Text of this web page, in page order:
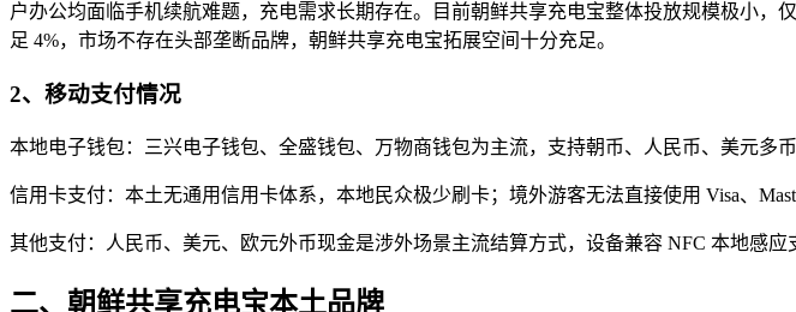
户办公均面临手机续航难题，充电需求长期存在。目前朝鲜共享充电宝整体投放规模极小
足 4%，市场不存在头部垄断品牌，朝鲜共享充电宝拓展空间十分充足。
2、移动支付情况
本地电子钱包：三兴电子钱包、全盛钱包、万物商钱包为主流，支持朝币、人民币、美元多
信用卡支付：本土无通用信用卡体系，本地民众极少刷卡；境外游客无法直接使用 Visa、
其他支付：人民币、美元、欧元外币现金是涉外场景主流结算方式，设备兼容 NFC 本地感
二、朝鲜共享充电宝本土品牌